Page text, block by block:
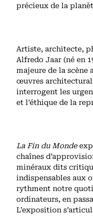
précieux de la
Artiste, architecte,
Alfredo Jaar (né en
majeure de la scène
œuvres
interrogent les
et l’éthique de la
La Fin du Monde
chaînes
minéraux dits
indispensables aux
rythment notre
ordinateurs, en
L’exposition